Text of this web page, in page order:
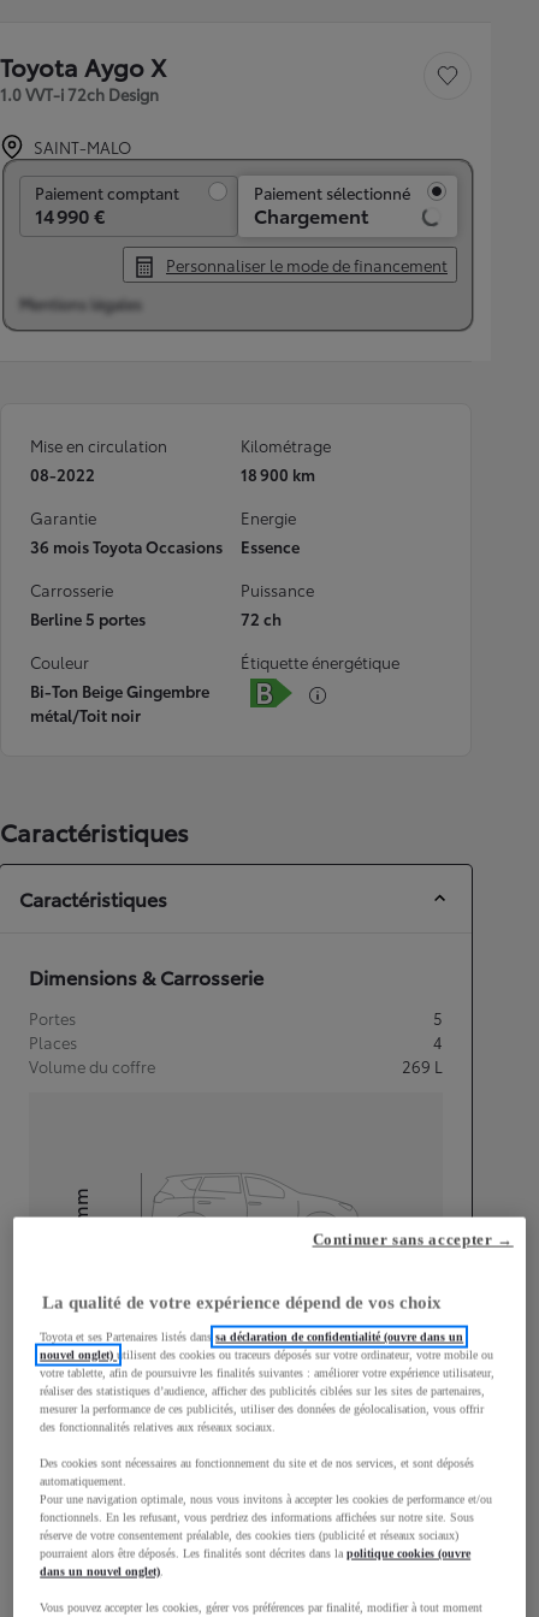
Toyota Aygo X
1.0 VVT-i 72ch Design
Sauvegarder le
SAINT-MALO
Paiement comptant
14 990 €
Paiement sélectionné
Chargement
Personnaliser le mode de financement
Mentions légales
Mise en circulation
08-2022
Kilométrage
18 900 km
Garantie
36 mois Toyota Occasions
Energie
Essence
Carrosserie
Berline 5 portes
Puissance
72 ch
Couleur
Bi-Ton Beige Gingembre
métal/Toit noir
Étiquette énergétique
Caractéristiques
Caractéristiques
Dimensions & Carrosserie
Portes
5
Places
4
Volume du coffre
269 L
Longueur
3 700mm
mm
Consommation mixte
La qualité de votre expérience dépend de vos choix
Toyota et ses Partenaires listés danssa déclaration de confidentialité (ouvre dans un
nouvel onglet)utilisent des cookies ou traceurs déposés sur votre ordinateur, votre mobile ou
votre tablette, afin de poursuivre les finalités suivantes : améliorer votre expérience utilisateur,
réaliser des statistiques d’audience, afficher des publicités ciblées sur les sites de partenaires,
mesurer la performance de ces publicités, utiliser des données de géolocalisation, vous offrir
des fonctionnalités relatives aux réseaux sociaux.
Des cookies sont nécessaires au fonctionnement du site et de nos services, et sont déposés
automatiquement.
Pour une navigation optimale, nous vous invitons à accepter les cookies de performance et/ou
fonctionnels. En les refusant, vous perdriez des informations affichées sur notre site. Sous
réserve de votre consentement préalable, des cookies tiers (publicité et réseaux sociaux)
pourraient alors être déposés. Les finalités sont décrites dans lapolitique cookies (ouvre
dans un nouvel onglet).
Vous pouvez accepter les cookies, gérer vos préférences par finalité, modifier à tout moment
Continuer sans accepter →